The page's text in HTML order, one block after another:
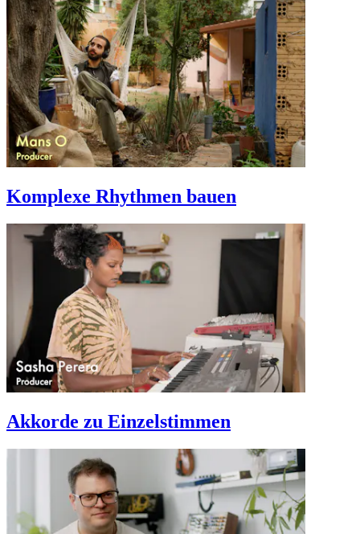
Komplexe Rhythmen bauen
Akkorde zu Einzelstimmen